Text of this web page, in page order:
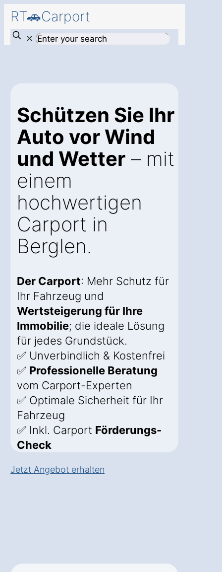
RT🚗Carport
✕
Schützen Sie Ihr
Auto vor Wind
und Wetter – mit
einem
hochwertigen
Carport in
Berglen.
Der Carport: Mehr Schutz für
Ihr Fahrzeug und
Wertsteigerung für Ihre
Immobilie; die ideale Lösung
für jedes Grundstück.
✅ Unverbindlich & Kostenfrei
✅ Professionelle Beratung
vom Carport-Experten
✅ Optimale Sicherheit für Ihr
Fahrzeug
✅ Inkl. Carport Förderungs-
Check
Jetzt Angebot erhalten